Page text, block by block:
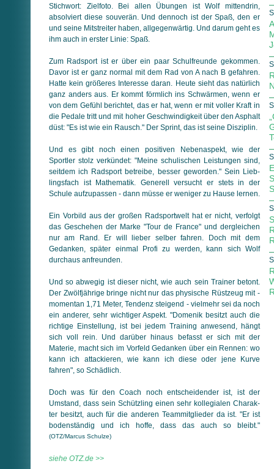
Stichwort: Zielfoto. Bei allen Übungen ist Wolf mittendrin,
absolviert diese souverän. Und dennoch ist der Spaß, den er
und seine Mitstreiter haben, allgegenwärtig. Und darum geht es
ihm auch in erster Linie: Spaß.
Zum Radsport ist er über ein paar Schulfreunde gekommen.
Davor ist er ganz normal mit dem Rad von A nach B gefahren.
Hatte kein größeres Interesse daran. Heute sieht das natürlich
ganz anders aus. Er kommt förmlich ins Schwärmen, wenn er
von dem Gefühl berichtet, das er hat, wenn er mit voller Kraft in
die Pedale tritt und mit hoher Geschwindigkeit über den Asphalt
düst: "Es ist wie ein Rausch." Der Sprint, das ist seine Disziplin.
Und es gibt noch einen positiven Nebenaspekt, wie der
Sportler stolz verkündet: "Meine schulischen Leistungen sind,
seitdem ich Radsport betreibe, besser geworden." Sein Lieb­
lings­fach ist Mathematik. Generell versucht er stets in der
Schule aufzupassen - dann müsse er weniger zu Hause lernen.
Ein Vorbild aus der großen Radsportwelt hat er nicht, verfolgt
das Geschehen der Marke "Tour de France" und dergleichen
nur am Rand. Er will lieber selber fahren. Doch mit dem
Gedanken, später einmal Profi zu werden, kann sich Wolf
durchaus anfreunden.
Und so abwegig ist dieser nicht, wie auch sein Trainer betont.
Der Zwölfjährige bringe nicht nur das physische Rüstzeug mit -
momentan 1,71 Meter, Tendenz steigend - vielmehr sei da noch
ein anderer, sehr wichtiger Aspekt. "Domenik besitzt auch die
richtige Einstellung, ist bei jedem Training anwesend, hängt
sich voll rein. Und darüber hinaus befasst er sich mit der
Materie, macht sich im Vorfeld Gedanken über ein Rennen: wo
kann ich attackieren, wie kann ich diese oder jene Kurve
fahren", so Schädlich.
Doch was für den Coach noch entscheidender ist, ist der
Umstand, dass sein Schützling einen sehr kollegialen Charak­
ter besitzt, auch für die anderen Teammitglieder da ist. "Er ist
bodenständig und ich hoffe, dass das auch so bleibt."
(OTZ/Marcus Schulze)
siehe OTZ.de >>